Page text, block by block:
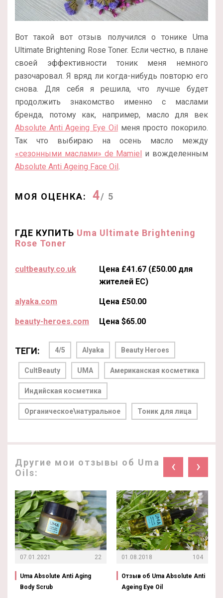
Вот такой вот отзыв получился о тонике Uma
Ultimate Brightening Rose Toner. Если честно, в плане
своей эффективности тоник меня немного
разочаровал. Я вряд ли когда-нибудь повторю его
снова. Для себя я решила, что лучше будет
продолжить знакомство именно с маслами
бренда, потому как, например, масло для век
Absolute Anti Ageing Eye Oil
меня просто покорило.
Так что выбираю на осень масло между
«сезонными маслами» de Mamiel
и вожделенным
Absolute Anti Ageing Face Oil .
МОЯ ОЦЕНКА: 4/ 5
ГДЕ КУПИТЬ Uma Ultimate Brightening
Rose Toner
cultbeauty.co.uk
Цена £41.67 (£50.00 для
жителей ЕС)
alyaka.com Цена £50.00
beauty-heroes.com Цена $65.00
ТЕГИ: 4/5 Alyaka Beauty Heroes
CultBeauty UMA Американская косметика
Индийская косметика
Органическое\натуральное Тоник для лица
Другие мои отзывы об Uma
Oils:
‹ ›
07.01.2021 22
Uma Absolute Anti Aging
Body Scrub
01.08.2018 104
Отзыв об Uma Absolute Anti
Ageing Eye Oil